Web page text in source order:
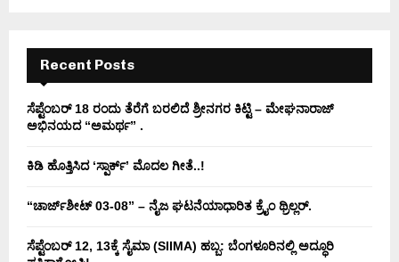
H
Recent Posts
ಸೆಪ್ಟೆಂಬರ್ 18 ರಂದು ತೆರೆಗೆ ಬರಲಿದೆ ಶ್ರೀನಗರ ಕಿಟ್ಟಿ – ಮೇಘನಾರಾಜ್
ಅಭಿನಯದ “ಅಮರ್ಥ” .
ಕಿಡಿ‌‌ ಹೊತ್ತಿಸಿದ ‘ಸ್ಪಾರ್ಕ್’ ಮೊದಲ‌ ಗೀತೆ..!
“ಚಾರ್ಜ್‌ಶೀಟ್ 03-08” – ನೈಜ ಘಟನೆಯಾಧಾರಿತ ಕ್ರೈಂ ಥ್ರಿಲ್ಲರ್.
ಸೆಪ್ಟೆಂಬರ್ 12, 13ಕ್ಕೆ ಸೈಮಾ (SIIMA) ಹಬ್ಬ: ಬೆಂಗಳೂರಿನಲ್ಲಿ ಅದ್ಧೂರಿ